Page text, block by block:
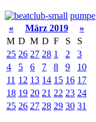
pumpe
«
März 2019
»
M D M D F S
S
25 26 27 28 1 2
3
4
5 6 7 8 9
10
11 12 13 14 15 16 17
18 19 20 21 22 23 24
25 26 27 28 29 30 31